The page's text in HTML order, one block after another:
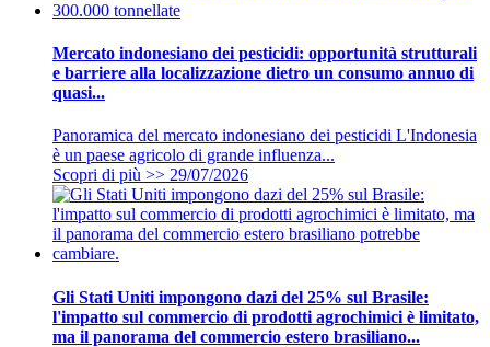
Mercato indonesiano dei pesticidi: opportunità strutturali
e barriere alla localizzazione dietro un consumo annuo di
quasi...
Panoramica del mercato indonesiano dei pesticidi L'Indonesia
è un paese agricolo di grande influenza...
Scopri di più >> 29/07/2026
Gli Stati Uniti impongono dazi del 25% sul Brasile:
l'impatto sul commercio di prodotti agrochimici è limitato,
ma il panorama del commercio estero brasiliano...